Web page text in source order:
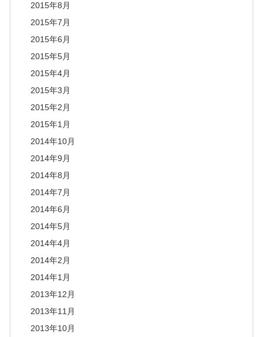
2015年8月
2015年7月
2015年6月
2015年5月
2015年4月
2015年3月
2015年2月
2015年1月
2014年10月
2014年9月
2014年8月
2014年7月
2014年6月
2014年5月
2014年4月
2014年2月
2014年1月
2013年12月
2013年11月
2013年10月